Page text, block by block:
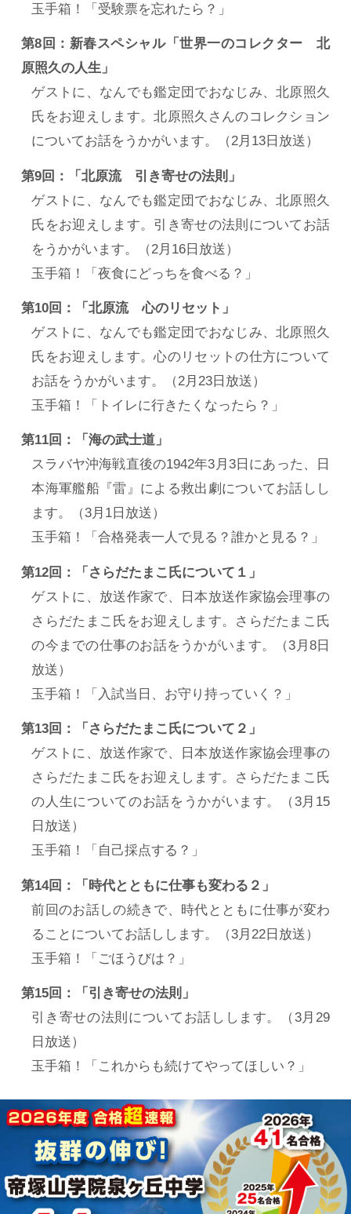
玉手箱！「受験票を忘れたら？」
第8回：新春スペシャル「世界一のコレクター 北
原照久の人生」
ゲストに、なんでも鑑定団でおなじみ、北原照久
氏をお迎えします。北原照久さんのコレクション
についてお話をうかがいます。（2月13日放送）
第9回：「北原流 引き寄せの法則」
ゲストに、なんでも鑑定団でおなじみ、北原照久
氏をお迎えします。引き寄せの法則についてお話
をうかがいます。（2月16日放送）
玉手箱！「夜食にどっちを食べる？」
第10回：「北原流 心のリセット」
ゲストに、なんでも鑑定団でおなじみ、北原照久
氏をお迎えします。心のリセットの仕方について
お話をうかがいます。（2月23日放送）
玉手箱！「トイレに行きたくなったら？」
第11回：「海の武士道」
スラバヤ沖海戦直後の1942年3月3日にあった、日
本海軍艦船『雷』による救出劇についてお話しし
ます。（3月1日放送）
玉手箱！「合格発表一人で見る？誰かと見る？」
第12回：「さらだたまこ氏について１」
ゲストに、放送作家で、日本放送作家協会理事の
さらだたまこ氏をお迎えします。さらだたまこ氏
の今までの仕事のお話をうかがいます。（3月8日
放送）
玉手箱！「入試当日、お守り持っていく？」
第13回：「さらだたまこ氏について２」
ゲストに、放送作家で、日本放送作家協会理事の
さらだたまこ氏をお迎えします。さらだたまこ氏
の人生についてのお話をうかがいます。（3月15
日放送）
玉手箱！「自己採点する？」
第14回：「時代とともに仕事も変わる２」
前回のお話しの続きで、時代とともに仕事が変わ
ることについてお話しします。（3月22日放送）
玉手箱！「ごほうびは？」
第15回：「引き寄せの法則」
引き寄せの法則についてお話しします。（3月29
日放送）
玉手箱！「これからも続けてやってほしい？」